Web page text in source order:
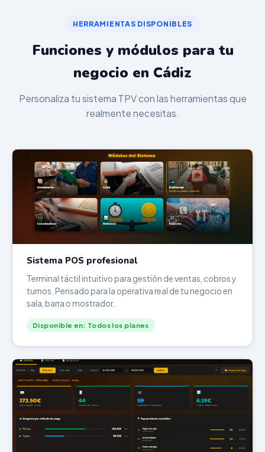
HERRAMIENTAS DISPONIBLES
Funciones y módulos para tu
negocio en Cádiz
Personaliza tu sistema TPV con las herramientas que
realmente necesitas.
Sistema POS profesional
Terminal táctil intuitivo para gestión de ventas, cobros y
turnos. Pensado para la operativa real de tu negocio en
sala, barra o mostrador.
Disponible en: Todos los planes